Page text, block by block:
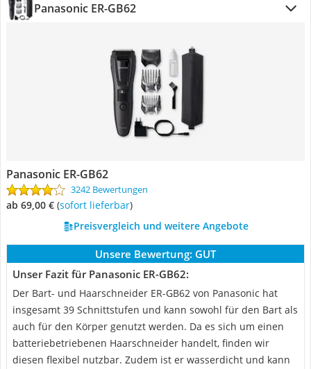
Panasonic ER-GB62
Panasonic ER-GB62
3242 Bewertungen
ab 69,00 € ( Sofort lieferbar)
Preisvergleich und weitere Angebote
Unsere Bewertung: GUT
Unser Fazit für Panasonic ER-GB62:
Der Bart- und Haarschneider ER-GB62 von Panasonic hat
insgesamt 39 Schnittstufen und kann sowohl für den Bart als
auch für den Körper genutzt werden. Da es sich um einen
batteriebetriebenen Haarschneider handelt, finden wir
diesen flexibel nutzbar. Zudem ist er wasserdicht und kann